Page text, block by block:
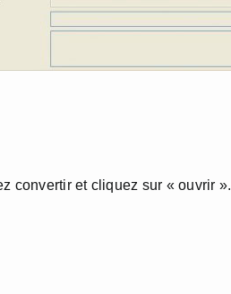
convertir et cliquez sur « ouvrir ».